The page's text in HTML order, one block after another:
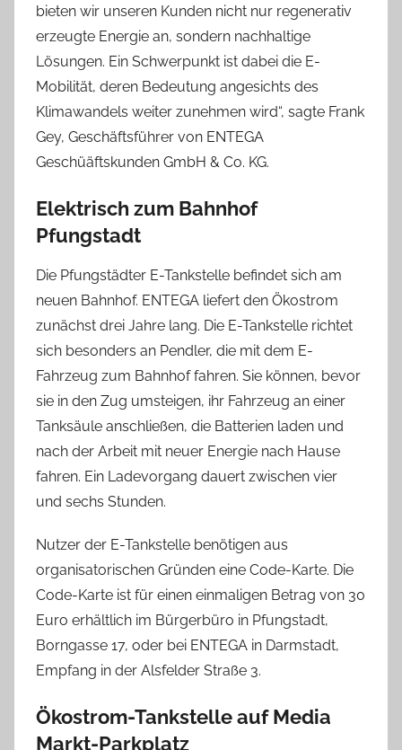
bieten wir unseren Kunden nicht nur regenerativ
erzeugte Energie an, sondern nachhaltige
Lösungen. Ein Schwerpunkt ist dabei die E-
Mobilität, deren Bedeutung angesichts des
Klimawandels weiter zunehmen wird“, sagte Frank
Gey, Geschäftsführer von ENTEGA
Geschüäftskunden GmbH & Co. KG.
Elektrisch zum Bahnhof
Pfungstadt
Die Pfungstädter E-Tankstelle befindet sich am
neuen Bahnhof. ENTEGA liefert den Ökostrom
zunächst drei Jahre lang. Die E-Tankstelle richtet
sich besonders an Pendler, die mit dem E-
Fahrzeug zum Bahnhof fahren. Sie können, bevor
sie in den Zug umsteigen, ihr Fahrzeug an einer
Tanksäule anschließen, die Batterien laden und
nach der Arbeit mit neuer Energie nach Hause
fahren. Ein Ladevorgang dauert zwischen vier
und sechs Stunden.
Nutzer der E-Tankstelle benötigen aus
organisatorischen Gründen eine Code-Karte. Die
Code-Karte ist für einen einmaligen Betrag von 30
Euro erhältlich im Bürgerbüro in Pfungstadt,
Borngasse 17, oder bei ENTEGA in Darmstadt,
Empfang in der Alsfelder Straße 3.
Ökostrom-Tankstelle auf Media
Markt-Parkplatz